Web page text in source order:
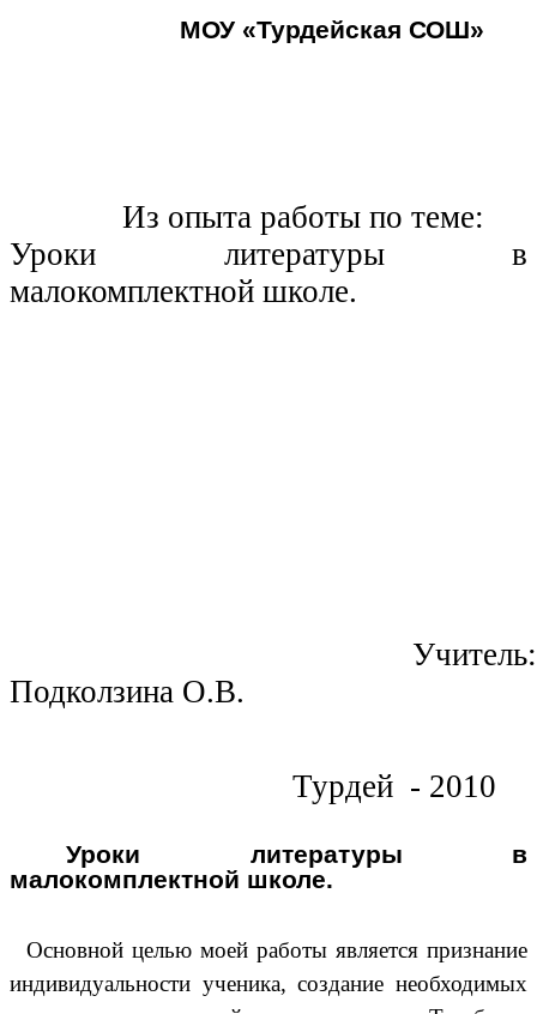
МОУ «Турдейская СОШ»
Из опыта работы по теме:
Уроки литературы в
малокомплектной школе.
Учитель:
Подколзина О.В.
Турдей - 2010
Уроки литературы в
малокомплектной школе.
Основной целью моей работы является признание
индивидуальности ученика, создание необходимых